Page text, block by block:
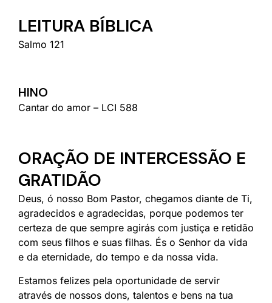
LEITURA BÍBLICA
Salmo 121
HINO
Cantar do amor – LCI 588
ORAÇÃO DE INTERCESSÃO E
GRATIDÃO
Deus, ó nosso Bom Pastor, chegamos diante de Ti,
agradecidos e agradecidas, porque podemos ter
certeza de que sempre agirás com justiça e retidão
com seus filhos e suas filhas. És o Senhor da vida
e da eternidade, do tempo e da nossa vida.
Estamos felizes pela oportunidade de servir
através de nossos dons, talentos e bens na tua